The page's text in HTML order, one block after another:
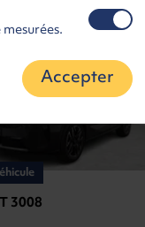
3008
Accepter